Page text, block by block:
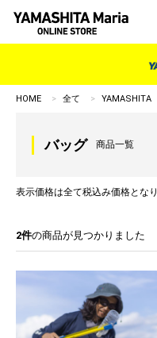
HOME 全て YAMASHITA
バッグ 商品一覧
表示価格は全て税込み価格となり
2件の商品が見つかりました